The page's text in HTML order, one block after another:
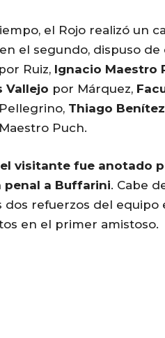
el Rojo realizó un
el segundo, dispuso de
por Ruiz, Ignacio Maestro
Vallejo por Márquez,
Thiago Benítez
Puch.
visitante fue anotado
penal a Buffarini. Cabe
dos refuerzos del
en el primer amistoso.